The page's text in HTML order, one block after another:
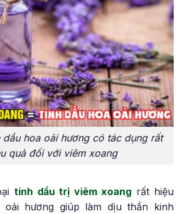
dầu hoa oải hương có tác dụng rất
quả đối với viêm xoang
tinh dầu trị viêm xoang rất hiệu
oải hương giúp làm dịu thần kinh